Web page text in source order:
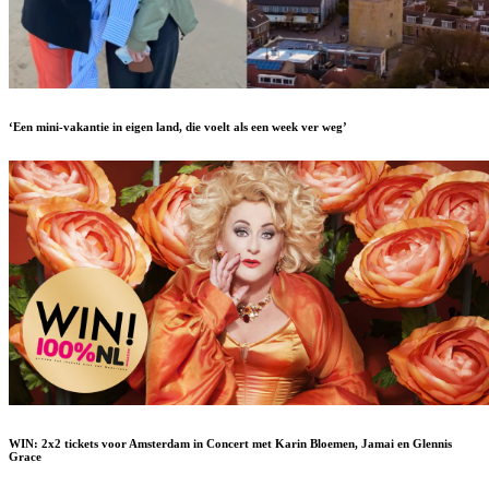
‘Een mini-vakantie in eigen land, die voelt als een week ver weg’
WIN: 2x2 tickets voor Amsterdam in Concert met Karin Bloemen, Jamai en Glennis
Grace